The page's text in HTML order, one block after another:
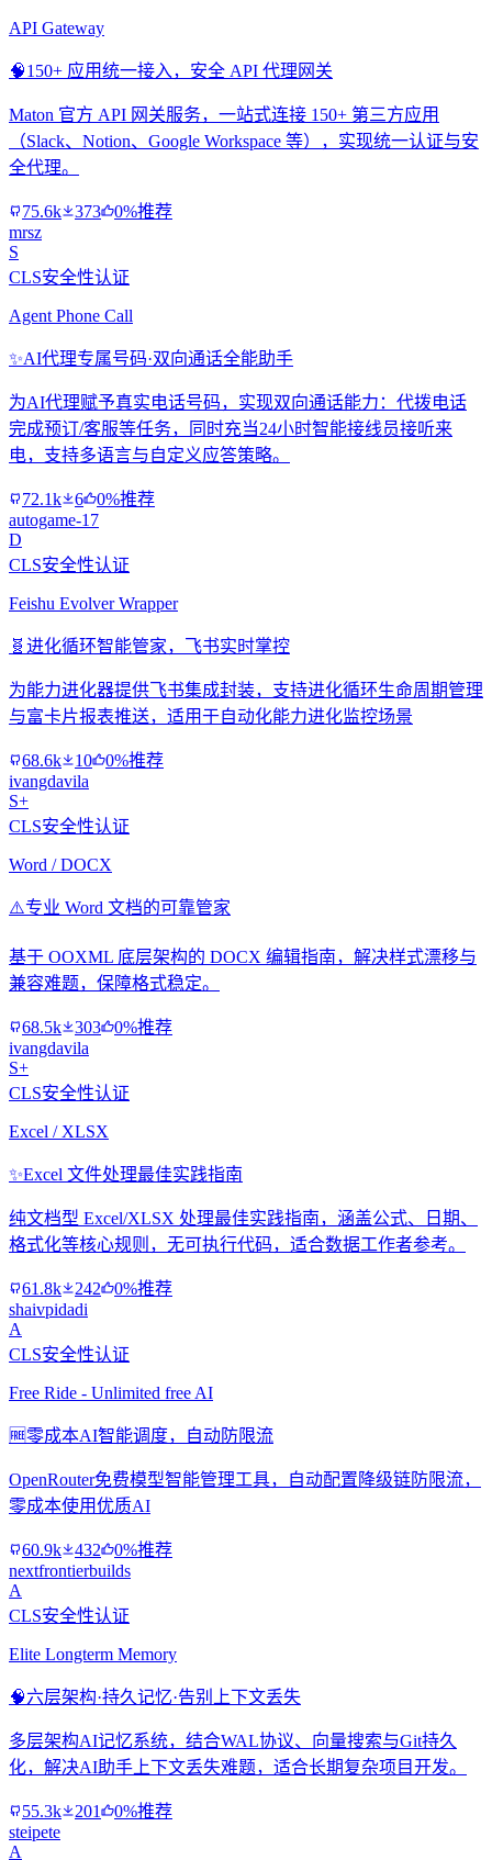
API Gateway
🧠150+ 应用统一接入，安全 API 代理网关
Maton 官方 API 网关服务，一站式连接 150+ 第三方应用
（Slack、Notion、Google Workspace 等），实现统一认证与安
全代理。
75.6k 373
0%推荐
mrsz
S
CLS安全性认证
Agent Phone Call
✨AI代理专属号码·双向通话全能助手
为AI代理赋予真实电话号码，实现双向通话能力：代拨电话
完成预订/客服等任务，同时充当24小时智能接线员接听来
电，支持多语言与自定义应答策略。
72.1k 6
0%推荐
autogame-17
D
CLS安全性认证
Feishu Evolver Wrapper
🧬 进化循环智能管家，飞书实时掌控
为能力进化器提供飞书集成封装，支持进化循环生命周期管理
与富卡片报表推送，适用于自动化能力进化监控场景
68.6k 10
0%推荐
ivangdavila
S+
CLS安全性认证
Word / DOCX
⚠️专业 Word 文档的可靠管家
基于 OOXML 底层架构的 DOCX 编辑指南，解决样式漂移与
兼容难题，保障格式稳定。
68.5k 303
0%推荐
ivangdavila
S+
CLS安全性认证
Excel / XLSX
✨Excel 文件处理最佳实践指南
纯文档型 Excel/XLSX 处理最佳实践指南，涵盖公式、日期、
格式化等核心规则，无可执行代码，适合数据工作者参考。
61.8k 242
0%推荐
shaivpidadi
A
CLS安全性认证
Free Ride - Unlimited free AI
🆓零成本AI智能调度，自动防限流
OpenRouter免费模型智能管理工具，自动配置降级链防限流，
零成本使用优质AI
60.9k 432
0%推荐
nextfrontierbuilds
A
CLS安全性认证
Elite Longterm Memory
🧠六层架构·持久记忆·告别上下文丢失
多层架构AI记忆系统，结合WAL协议、向量搜索与Git持久
化，解决AI助手上下文丢失难题，适合长期复杂项目开发。
55.3k 201
0%推荐
steipete
A